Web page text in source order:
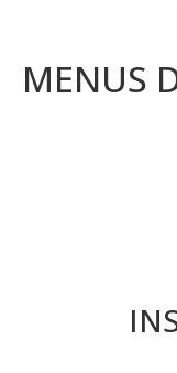
MENUS